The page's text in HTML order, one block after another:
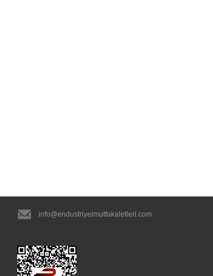
info@endustriyelmutfakaletleri.com